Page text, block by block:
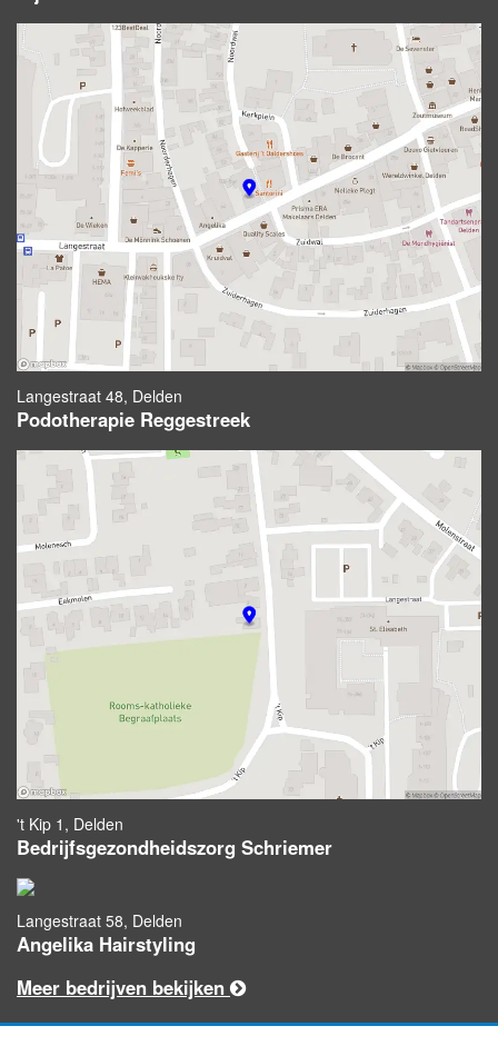
Langestraat 48, Delden
Podotherapie Reggestreek
't Kip 1, Delden
Bedrijfsgezondheidszorg Schriemer
Langestraat 58, Delden
Angelika Hairstyling
Meer bedrijven bekijken